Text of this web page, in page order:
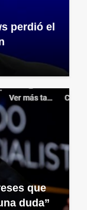
perdió el
que
duda”